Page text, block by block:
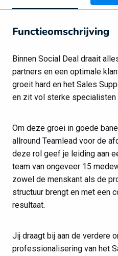
Functieomschrijving
Binnen Social Deal draait
partners en een optimale
groeit hard en het Sales
en zit vol sterke
Om deze groei in goede
allround Teamlead voor de
deze rol geef je leiding aan
team van ongeveer 15
zowel de menskant als de
structuur brengt en met een
resultaat.
Jij draagt bij aan de verdere
professionalisering van het